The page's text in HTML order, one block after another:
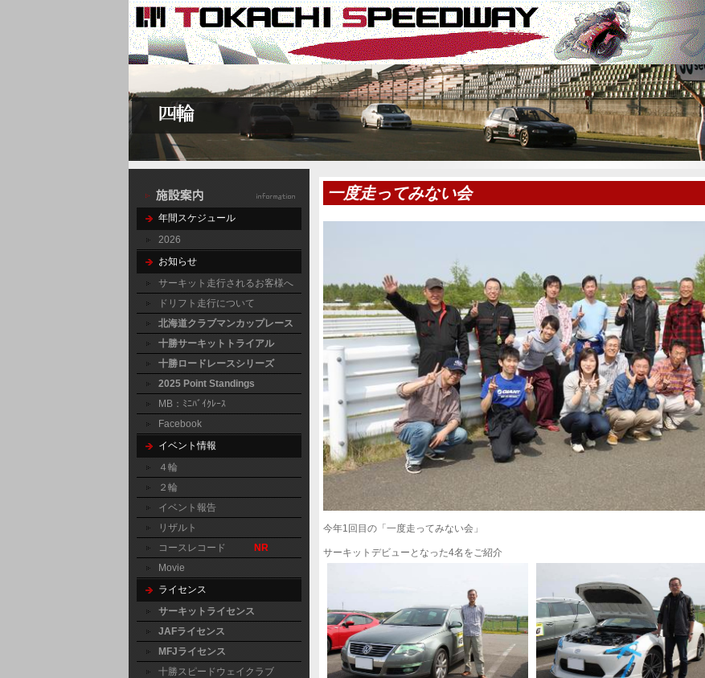
年間スケジュール
2026
お知らせ
サーキット走行されるお客様へ
ドリフト走行について
北海道クラブマンカップレース
十勝サーキットトライアル
十勝ロードレースシリーズ
2025 Point Standings
MB：ﾐﾆﾊﾞｲｸﾚｰｽ
Facebook
イベント情報
４輪
２輪
イベント報告
リザルト
コースレコード
NR
Movie
ライセンス
サーキットライセンス
JAFライセンス
MFJライセンス
十勝スピードウェイクラブ
一度走ってみない会
今年1回目の「一度走ってみない会」
サーキットデビューとなった4名をご紹介